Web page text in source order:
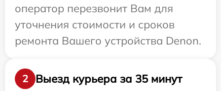
оператор перезвонит Вам для
уточнения стоимости и сроков
ремонта Вашего устройства Denon.
2
Выезд курьера за 35 минут